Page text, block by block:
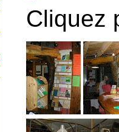
Cliquez